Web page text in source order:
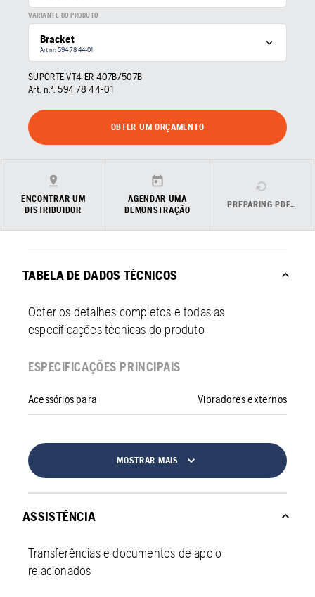
VARIANTE DO PRODUTO
Bracket
Art nr: 594 78 44‑01
SUPORTE VT4 ER 407B/507B
Art. n.º: 594 78 44‑01
OBTER UM ORÇAMENTO
ENCONTRAR UM
DISTRIBUIDOR
AGENDAR UMA
DEMONSTRAÇÃO
PREPARING PDF…
TABELA DE DADOS TÉCNICOS
Obter os detalhes completos e todas as
especificações técnicas do produto
ESPECIFICAÇÕES PRINCIPAIS
Acessórios para Vibradores externos
MOSTRAR MAIS
ASSISTÊNCIA
Transferências e documentos de apoio
relacionados